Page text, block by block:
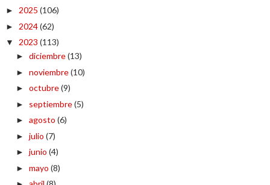
► 2025 (106)
► 2024(62)
▼ 2023 (113)
► diciembre(13)
► noviembre(10)
► octubre(9)
► septiembre(5)
► agosto (6)
► julio (7)
► junio (4)
► mayo (8)